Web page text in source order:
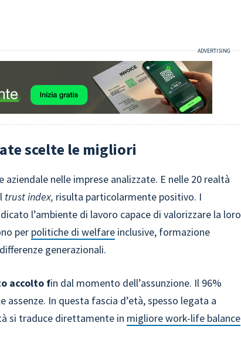
scelte le migliori
nelle imprese analizzate. E nelle 20 realtà
trust index, risulta particolarmente positivo. I
l’ambiente di lavoro capace di valorizzare la loro
per politiche di welfare inclusive, formazione
generazionali.
accolto fin dal momento dell’assunzione. Il 96%
assenze. In questa fascia d’età, spesso legata a
si traduce direttamente in migliore work-life balance